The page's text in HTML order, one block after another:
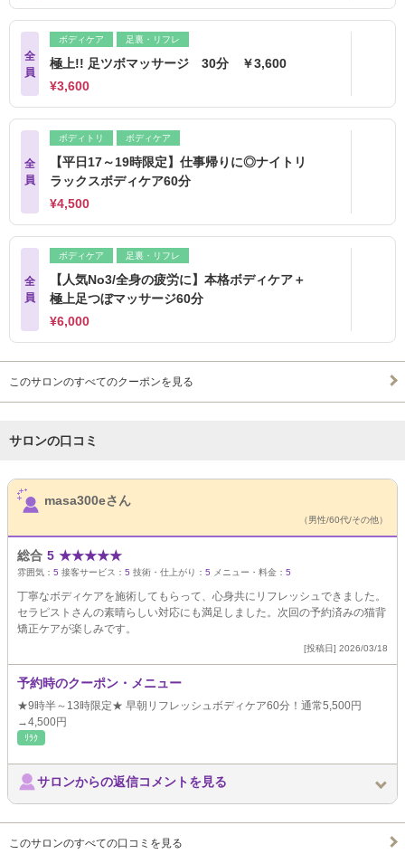
全
員
ボディケア 足裏・リフレ
極上!! 足ツボマッサージ 30分 ￥3,600
¥3,600
全
員
ボディトリ ボディケア
【平日17～19時限定】仕事帰りに◎ナイトリ
ラックスボディケア60分
¥4,500
全
員
ボディケア 足裏・リフレ
【人気No3/全身の疲労に】本格ボディケア＋
極上足つぼマッサージ60分
¥6,000
このサロンのすべてのクーポンを見る
サロンの口コミ
サロンPick Up
masa300eさん
（男性/60代/その他）
総合 5 ★★★★★
雰囲気： 5 接客サービス： 5 技術・仕上がり： 5 メニュー・料金： 5
丁寧なボディケアを施術してもらって、心身共にリフレッシュできました。
セラピストさんの素晴らしい対応にも満足しました。次回の予約済みの猫背
矯正ケアが楽しみです。
[投稿日] 2026/03/18
予約時のクーポン・メニュー
★9時半～13時限定★ 早朝リフレッシュボディケア60分！通常5,500円
→4,500円
ﾘﾗｸ
サロンからの返信コメントを見る
このサロンのすべての口コミを見る